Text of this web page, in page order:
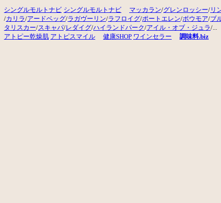
シングルモルトナビ シングルモルトナビ マッカラン/グレンロッシー/ リ
/カリラ/アードベッグ/ラガヴーリン/ラフロイグ/ポートエレン/ボウモア/ブ
タリスカー/スキャパ/レダイグ/ハイランドパーク/アイル・オブ・ジュラ/...
アトピー乾燥肌 アトピスマイル 健康SHOP ワインセラー 調味料.biz